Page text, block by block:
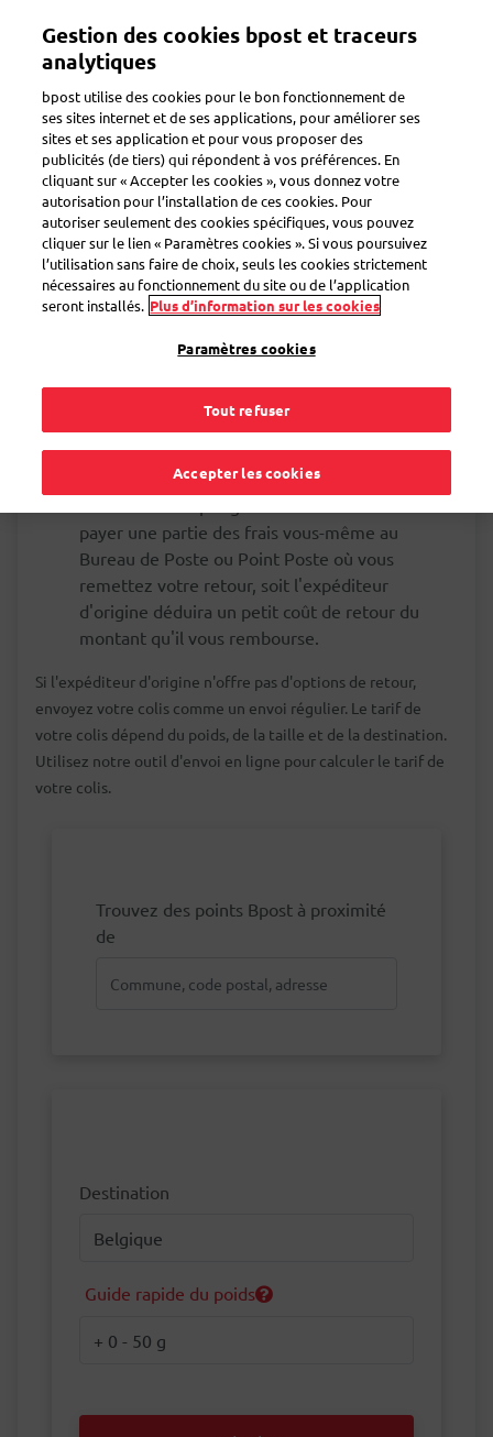
contenu
Toggle navigation
Préparer un colis
Quels sont les frais
de retour d'un colis ?
Si l'expéditeur d'origine vous permet de retourner votre
Le retour est gratuit.
payer une partie des frais vous-même au
Bureau de Poste ou Point Poste où vous
remettez votre retour, soit l'expéditeur
d'origine déduira un petit coût de retour du
montant qu'il vous rembourse.
Si l'expéditeur d'origine n'offre pas d'options de retour,
envoyez votre colis comme un envoi régulier. Le tarif de
votre colis dépend du poids, de la taille et de la destination.
Utilisez notre outil d'envoi en ligne pour calculer le tarif de
votre colis.
Trouvez des points Bpost à proximité
de
Destination
Guide rapide du poids
Gestion des cookies bpost et traceurs
analytiques
bpost utilise des cookies pour le bon fonctionnement de
ses sites internet et de ses applications, pour améliorer ses
sites et ses application et pour vous proposer des
publicités (de tiers) qui répondent à vos préférences. En
cliquant sur « Accepter les cookies », vous donnez votre
autorisation pour l’installation de ces cookies. Pour
autoriser seulement des cookies spécifiques, vous pouvez
cliquer sur le lien « Paramètres cookies ». Si vous poursuivez
l’utilisation sans faire de choix, seuls les cookies strictement
nécessaires au fonctionnement du site ou de l’application
seront installés. Plus d’information sur les cookies
Paramètres cookies
Tout refuser
Accepter les cookies